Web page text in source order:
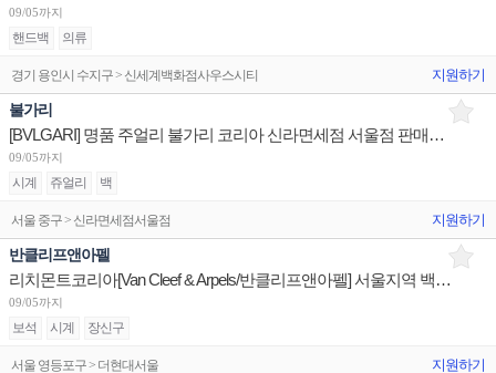
09/05까지
핸드백 의류
경기 용인시 수지구 > 신세계백화점사우스시티 지원하기
불가리
[BVLGARI] 명품 주얼리 불가리 코리아 신라면세점 서울점 판매사원 채용
09/05까지
시계 쥬얼리 백
서울 중구 > 신라면세점서울점 지원하기
반클리프앤아펠
리치몬트코리아[Van Cleef & Arpels/반클리프앤아펠] 서울지역 백화점 세일즈 어시스던트 채용
09/05까지
보석 시계 장신구
서울 영등포구 > 더현대서울 지원하기